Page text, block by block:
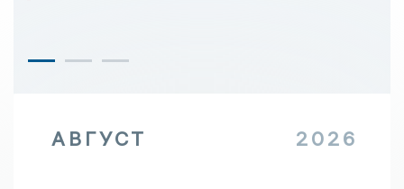
АВГУСТ 2026